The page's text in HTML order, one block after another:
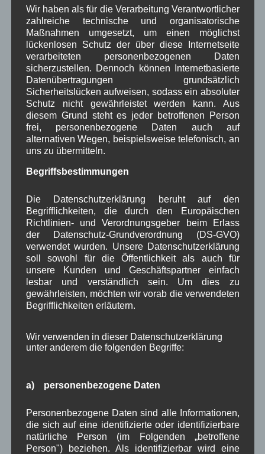
historische Bilder , Infrastruktur ,Isarkies ,
Kirche ,Kunsthandwerk Landwirtschaft ,
Musik , Natur und Umwelt ,Ochsenrennen
Schule , Sport ,Tagespflege Tourismus ,
TV ,Umfrage , Veranstaltung , Verkehr ,
Verwaltung , Video
Vorstand Dorferneuerung Woiga.de
Zeitung ,Zigarettensteig
Bauernregel im August
Im August der Morgenregen, wird sich meist vor Mittag legen.
Neueste Kommentare
WBEbeiÜber uns
Josef Otler, Verein fürr GeschichtebeiÜber uns
Beitragsarchiv
August 2026(3)
Juli 2026(9)
Juni 2026(4)
Wir haben als für die Verarbeitung Verantwortlicher
zahlreiche technische und organisatorische
Maßnahmen umgesetzt, um einen möglichst
lückenlosen Schutz der über diese Internetseite
verarbeiteten personenbezogenen Daten
sicherzustellen. Dennoch können Internetbasierte
Datenübertragungen grundsätzlich
Sicherheitslücken aufweisen, sodass ein absoluter
Schutz nicht gewährleistet werden kann. Aus
diesem Grund steht es jeder betroffenen Person
frei, personenbezogene Daten auch auf
alternativen Wegen, beispielsweise telefonisch, an
uns zu übermitteln.
Begriffsbestimmungen
Die Datenschutzerklärung beruht auf den
Begrifflichkeiten, die durch den Europäischen
Richtlinien- und Verordnungsgeber beim Erlass
der Datenschutz-Grundverordnung (DS-GVO)
verwendet wurden. Unsere Datenschutzerklärung
soll sowohl für die Öffentlichkeit als auch für
unsere Kunden und Geschäftspartner einfach
lesbar und verständlich sein. Um dies zu
gewährleisten, möchten wir vorab die verwendeten
Begrifflichkeiten erläutern.
Wir verwenden in dieser Datenschutzerklärung
unter anderem die folgenden Begriffe:
a) personenbezogene Daten
Personenbezogene Daten sind alle Informationen,
die sich auf eine identifizierte oder identifizierbare
natürliche Person (im Folgenden „betroffene
Person") beziehen. Als identifizierbar wird eine